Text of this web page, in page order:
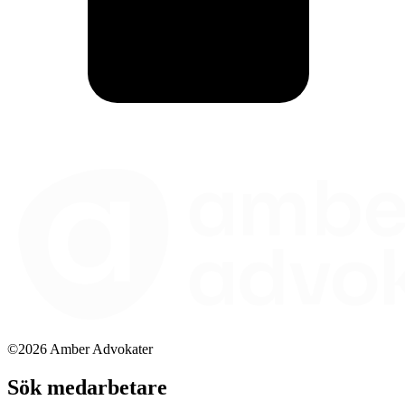
©2026 Amber Advokater
Sök medarbetare